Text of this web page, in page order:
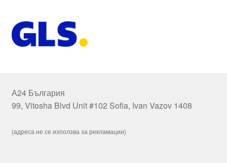
А24 България
99, Vitosha Blvd Unit #102 Sofia, Ivan Vazov 1408
(адреса не се използва за рекламации)